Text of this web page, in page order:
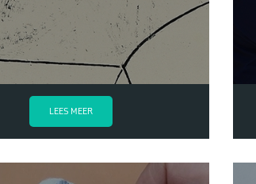
LEES MEER